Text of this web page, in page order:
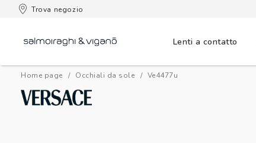
Trova negozio
Lenti a contatto
Home page Occhiali da sole ve4477u